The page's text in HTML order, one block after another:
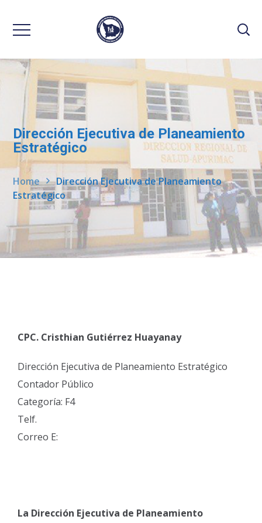
Dirección Ejecutiva de Planeamiento
Estratégico
Home
Dirección Ejecutiva de Planeamiento
Estratégico
CPC. Cristhian Gutiérrez Huayanay
Dirección Ejecutiva de Planeamiento Estratégico
Contador Público
Categoría: F4
Telf.
Correo E:
La Dirección Ejecutiva de Planeamiento